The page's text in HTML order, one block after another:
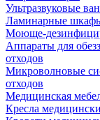
Ультразвуковые
Ламинарные
Моюще-
Аппараты для
отходов
Микроволновые
отходов
Медицинская
Кресла